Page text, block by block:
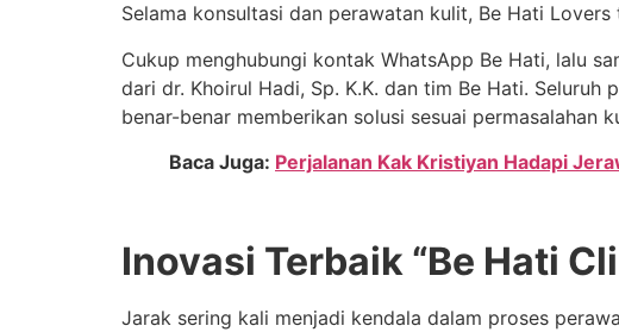
Selama konsultasi dan perawatan kulit, Be Hati
Cukup menghubungi kontak WhatsApp Be Hati, lalu
dari dr. Khoirul Hadi, Sp. K.K. dan tim Be Hati.
benar-benar memberikan solusi sesuai permasalahan
Baca Juga: Perjalanan Kak Kristiyan Hadapi
Inovasi Terbaik “Be Hati
Jarak sering kali menjadi kendala dalam proses